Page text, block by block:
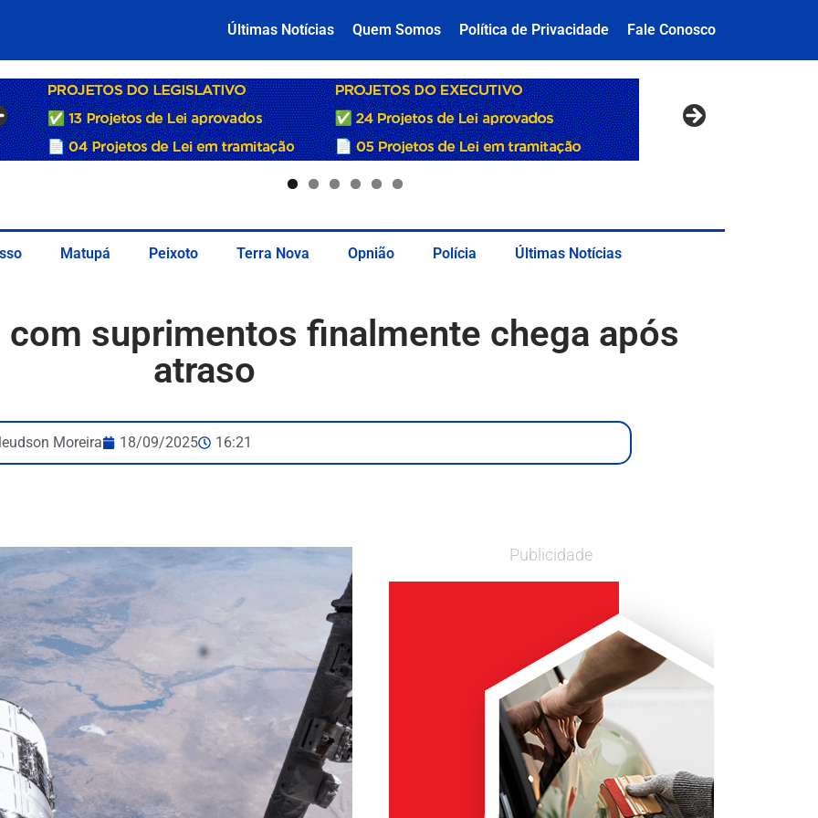
Últimas Notícias Quem Somos Política de Privacidade Fale Conosco
Matupá Peixoto Terra Nova Opnião Polícia Últimas Notícias
com suprimentos finalmente chega após
atraso
Moreira 18/09/2025 16:21
Publicidade